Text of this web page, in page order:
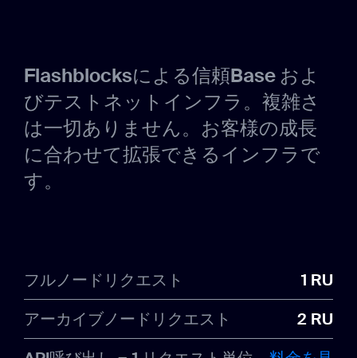
Flashblocksによる信頼Base およ
びテストネットインフラ。複雑さ
は一切ありません。お客様の成長
に合わせて拡張できるインフラで
す。
フルノードリクエスト
1 RU
アーカイブノードリクエスト
2 RU